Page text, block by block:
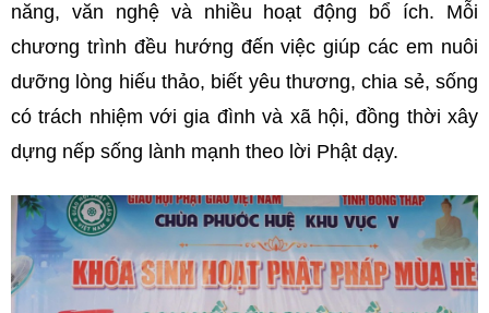
năng, văn nghệ và nhiều hoạt động bổ ích. Mỗi
chương trình đều hướng đến việc giúp các em nuôi
dưỡng lòng hiếu thảo, biết yêu thương, chia sẻ, sống
có trách nhiệm với gia đình và xã hội, đồng thời xây
dựng nếp sống lành mạnh theo lời Phật dạy.